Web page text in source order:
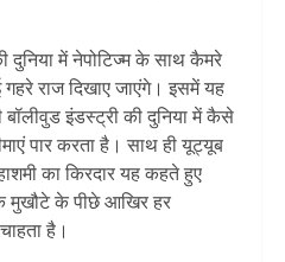
दुनिया में नेपोटिज्म के साथ कैमरे
राज दिखाए जाएंगे। इसमें यह
बॉलीवुड इंडस्ट्री की दुनिया में कैसे
पार करता है। साथ ही यूट्यूब
का किरदार यह कहते हुए
मुखौटे के पीछे आखिर हर
है।